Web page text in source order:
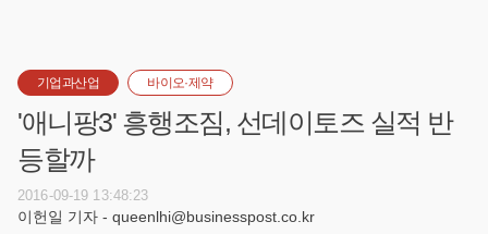
기업과산업 바이오·제약
'애니팡3' 흥행조짐, 선데이토즈 실적 반
등할까
2016-09-19 13:48:23
이헌일 기자 - queenlhi@businesspost.co.kr